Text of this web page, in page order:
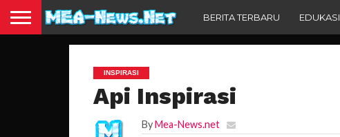
BERITA TERBARU EDUKASI
INSPIRASI
Api Inspirasi
ByMea-News.net